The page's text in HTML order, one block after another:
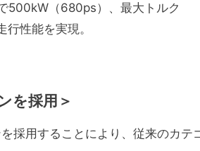
500kW（680ps）、最大トルク
性能を実現。
を採用＞
採用することにより、従来のカテ